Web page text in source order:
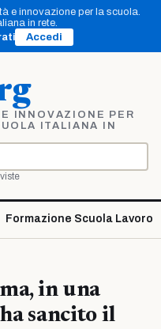
e innovazione per la scuola.
in rete.
Accedi
INNOVAZIONE PER
ITALIANA IN
Formazione Scuola Lavoro
in una
sancito il